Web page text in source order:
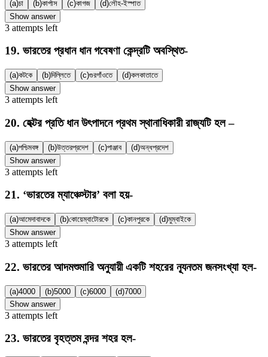
(a)চা (b)কার্পাস (c)কাগজ (d)লৌহ-ইস্পাত
Show answer
3 attempts left
19. ভারতের প্রধান ধান গবেষণা কেন্দ্রটি অবস্থিত-
(a)কটকে (b)দিল্লিতে (c)গুরগাঁওতে (d)কলকাতাতে
Show answer
3 attempts left
20. হেক্টর প্রতি ধান উৎপাদনে প্রথম স্থানাধিকারী রাজ্যটি হল –
(a)পশ্চিমবঙ্গ (b)উত্তরপ্রদেশ (c)পাঞ্জাব (d)অন্ধপ্রদেশ
Show answer
3 attempts left
21. ‘ভারতের ম্যাঞ্চেস্টার’ বলা হয়-
(a)আমেদাবাদকে (b)কোয়েম্বাটোরকে (c)কানপুরকে (d)মুম্বাইকে
Show answer
3 attempts left
22. ভারতের আদমশুমারি অনুযায়ী একটি শহরের ন্যূনতম জনসংখ্যা হল-
(a)4000 (b)5000 (c)6000 (d)7000
Show answer
3 attempts left
23. ভারতের বৃহত্তম বন্দর শহর হল-